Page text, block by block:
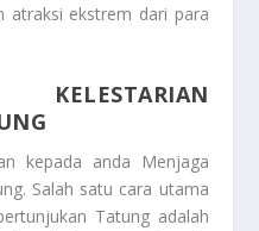
atraksi ekstrem dari para
kepada anda
Menjaga
. Salah satu cara utama
Tatung adalah